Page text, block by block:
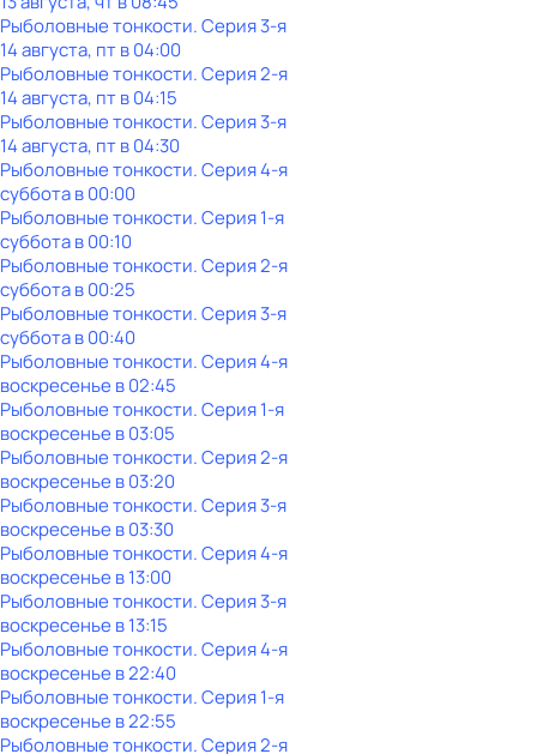
Рыболовные тонкости. Серия 3-я
14 августа, пт в 04:00
Рыболовные тонкости. Серия 2-я
14 августа, пт в 04:15
Рыболовные тонкости. Серия 3-я
14 августа, пт в 04:30
Рыболовные тонкости. Серия 4-я
субботав00:00
Рыболовные тонкости. Серия 1-я
субботав00:10
Рыболовные тонкости. Серия 2-я
субботав00:25
Рыболовные тонкости. Серия 3-я
субботав00:40
Рыболовные тонкости. Серия 4-я
воскресенье в02:45
Рыболовные тонкости. Серия 1-я
воскресенье в03:05
Рыболовные тонкости. Серия 2-я
воскресенье в03:20
Рыболовные тонкости. Серия 3-я
воскресенье в03:30
Рыболовные тонкости. Серия 4-я
воскресенье в13:00
Рыболовные тонкости. Серия 3-я
воскресенье в13:15
Рыболовные тонкости. Серия 4-я
воскресенье в22:40
Рыболовные тонкости. Серия 1-я
воскресенье в22:55
Рыболовные тонкости. Серия 2-я